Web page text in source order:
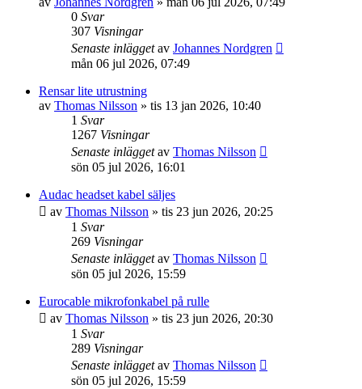
0 Svar
307 Visningar
Senaste inläggetav Johannes Nordgren
mån 06 jul 2026, 07:49
Rensar lite utrustning
av Thomas Nilsson » tis 13 jan 2026, 10:40
1 Svar
1267 Visningar
Senaste inläggetav Thomas Nilsson
sön 05 jul 2026, 16:01
Audac headset kabel säljes
av Thomas Nilsson » tis 23 jun 2026, 20:25
1 Svar
269 Visningar
Senaste inläggetav Thomas Nilsson
sön 05 jul 2026, 15:59
Eurocable mikrofonkabel på rulle
av Thomas Nilsson » tis 23 jun 2026, 20:30
1 Svar
289 Visningar
Senaste inläggetav Thomas Nilsson
sön 05 jul 2026, 15:59